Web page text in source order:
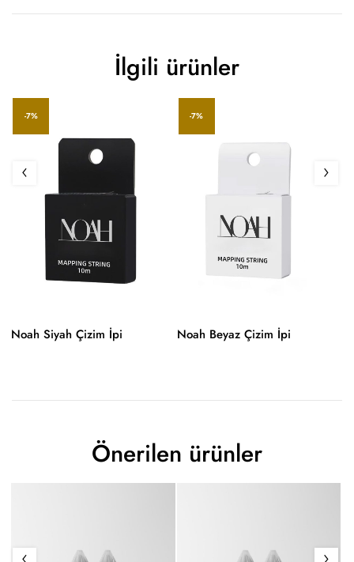
İlgili ürünler
-7%
Noah Siyah Çizim İpi
-7%
Noah Beyaz Çizim İpi
Önerilen ürünler